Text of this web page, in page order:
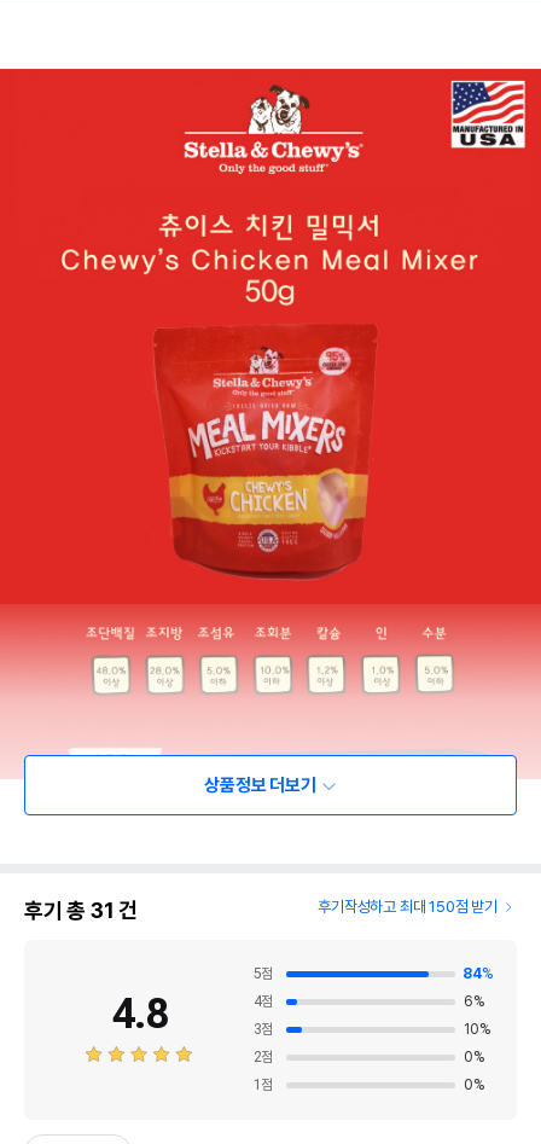
상품정보 더보기
후기 총 31 건 후기작성하고 최대 150점 받기
4.8
5점 84%
4점 6%
3점 10%
2점 0%
1 점 0%